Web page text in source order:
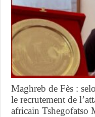
Maghreb de Fès :
le recrutement de
africain Tshegofatso